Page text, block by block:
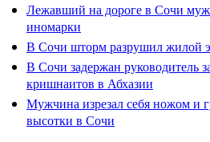
Лежавший на дороге в Сочи
иномарки
В Сочи шторм разрушил жилой
В Сочи задержан руководитель
кришнаитов в Абхазии
Мужчина изрезал себя ножом и
высотки в Сочи